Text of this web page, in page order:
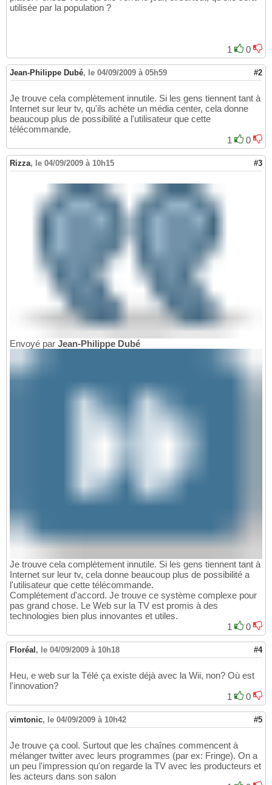
utilisée par la population ?
1 0
Jean-Philippe Dubé, le 04/09/2009 à 05h59 #2
Je trouve cela complètement innutile. Si les gens tiennent tant à
Internet sur leur tv, qu'ils achète un média center, cela donne
beaucoup plus de possibilité a l'utilisateur que cette
télécommande.
1
0
Rizza, le 04/09/2009 à 10h15 #3
Envoyé par Jean-Philippe Dubé
Je trouve cela complètement innutile. Si les gens tiennent tant à
Internet sur leur tv, cela donne beaucoup plus de possibilité a
l'utilisateur que cette télécommande.
Complétement d'accord. Je trouve ce système complexe pour
pas grand chose. Le Web sur la TV est promis à des
technologies bien plus innovantes et utiles.
1
0
Floréal , le 04/09/2009 à 10h18 #4
Heu, e web sur la Télé ça existe déjà avec la Wii, non? Où est
l'innovation?
1
0
vimtonic, le 04/09/2009 à 10h42 #5
Je trouve ça cool. Surtout que les chaînes commencent à
mélanger twitter avec leurs programmes (par ex: Fringe). On a
un peu l'impression qu'on regarde la TV avec les producteurs et
les acteurs dans son salon